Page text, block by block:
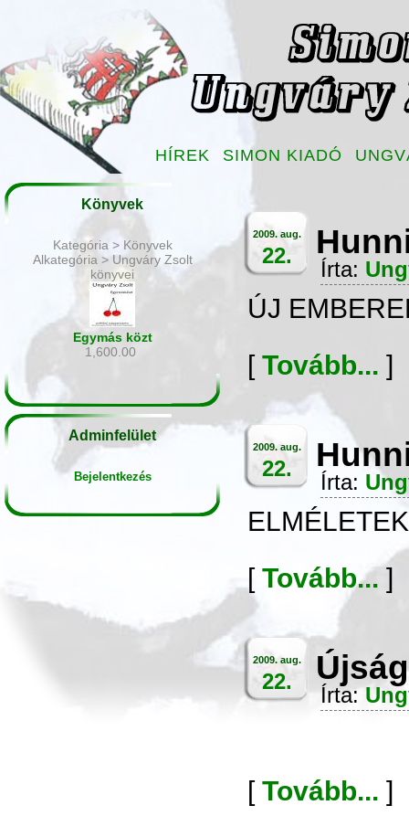
HÍREK SIMON KIADÓ
Könyvek
Kategória > Könyvek
Alkategória > Ungváry Zsolt
könyvei
Egymás közt
1,600.00
Adminfelület
Bejelentkezés
2009. aug.
22.
Írta:
ÚJ
[ Tovább... ]
2009. aug.
22.
Írta:
ELMÉLETEK
[ Tovább... ]
2009. aug.
22.
Írta:
[ Tovább... ]